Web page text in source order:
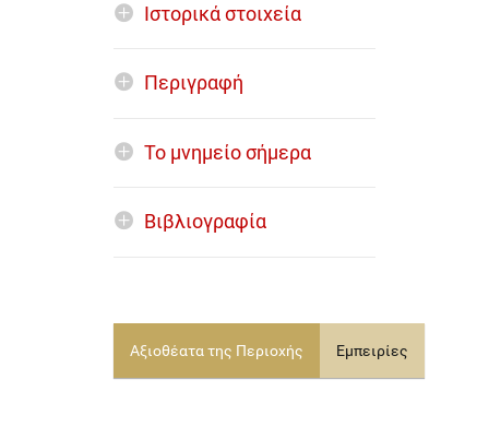
Ιστορικά στοιχεία
Περιγραφή
Το μνημείο σήμερα
Βιβλιογραφία
Αξιοθέατα της Περιοχής Εμπειρίες